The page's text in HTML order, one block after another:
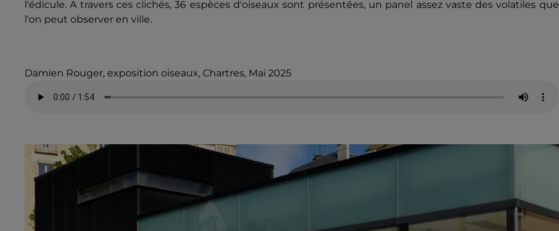
l'édicule. A travers ces clichés, 36 espèces d'oiseaux sont présentées, un panel assez vaste des volatiles que
l'on peut observer en ville.
Damien Rouger, exposition oiseaux, Chartres, Mai 2025